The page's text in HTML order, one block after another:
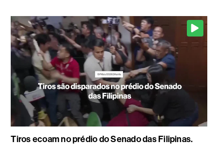
Tiros ecoam no prédio do Senado das Filipinas.